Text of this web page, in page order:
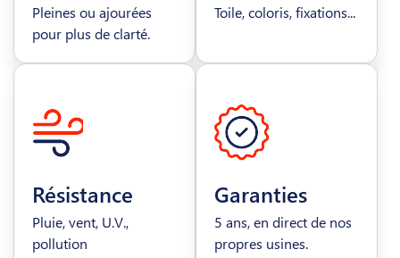
Pleines ou ajourées
pour plus de clarté.
Toile, coloris, fixations...
Résistance
Pluie, vent, U.V.,
pollution
Garanties
5 ans, en direct de nos
propres usines.